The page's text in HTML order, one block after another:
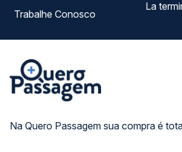
Na Quero Passagem sua compra é
Trabalhe Conosco